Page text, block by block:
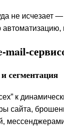
не исчезает
сегментация
к
сайта,